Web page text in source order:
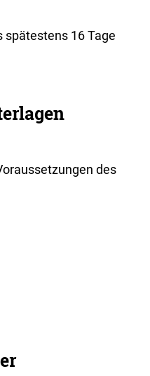
spätestens 16 Tage
des